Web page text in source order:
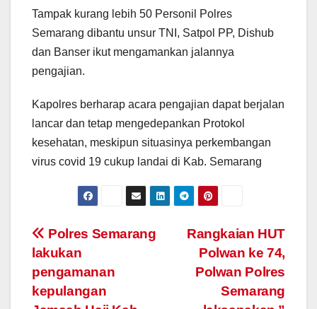
Tampak kurang lebih 50 Personil Polres
Semarang dibantu unsur TNI, Satpol PP, Dishub
dan Banser ikut mengamankan jalannya
pengajian.
Kapolres berharap acara pengajian dapat berjalan
lancar dan tetap mengedepankan Protokol
kesehatan, meskipun situasinya perkembangan
virus covid 19 cukup landai di Kab. Semarang
Post
navigation
Rangkaian HUT
Polwan ke 74,
Polwan Polres
Semarang
Polres Semarang
lakukan
pengamanan
kepulangan